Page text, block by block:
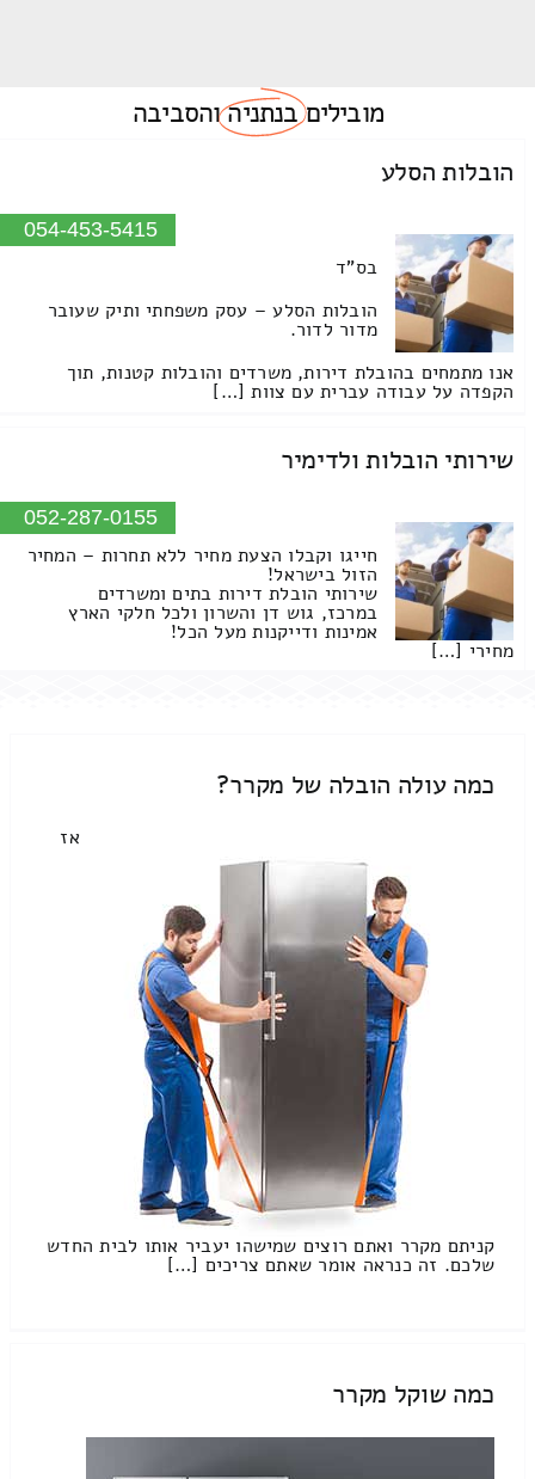
מוביליםבנתניהוהסביבה
הובלות הסלע
054-453-5415
בס"ד
הובלות הסלע – עסק משפחתי ותיק שעובר
מדור לדור.
אנו מתמחים בהובלת דירות, משרדים והובלות קטנות, תוך
הקפדה על עבודה עברית עם צוות […]
שירותי הובלות ולדימיר
052-287-0155
חייגו וקבלו הצעת מחיר ללא תחרות – המחיר
הזול בישראל!
שירותי הובלת דירות בתים ומשרדים
במרכז, גוש דן והשרון ולכל חלקי הארץ
אמינות ודייקנות מעל הכל!
מחירי […]
כמה עולה הובלה של מקרר?
אז
קניתם מקרר ואתם רוצים שמישהו יעביר אותו לבית החדש
שלכם. זה כנראה אומר שאתם צריכים […]
כמה שוקל מקרר